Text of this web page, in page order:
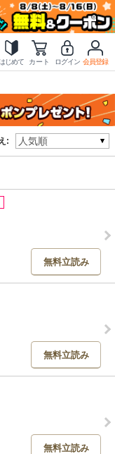
じめて カート ログイン 会員登録
:
無料立読み
無料立読み
無料立読み